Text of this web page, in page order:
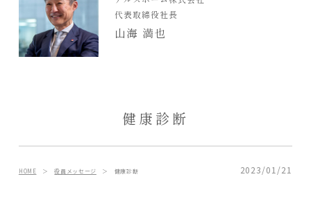
見学会
資料請求
POSTS
お知らせ
代表取締役社長
山海 満也
健康診断
HOME ＞役員メッセージ ＞ 健康診断 2023/01/21